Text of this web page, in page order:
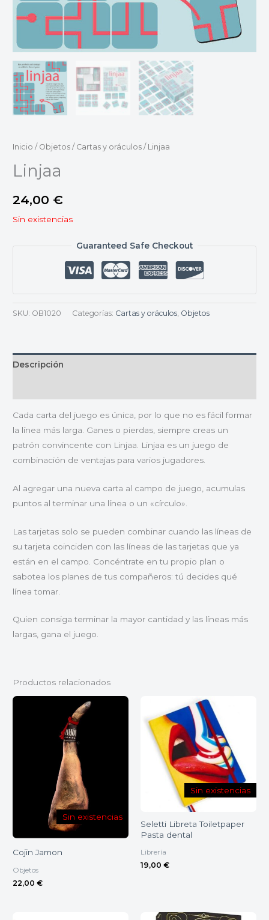
Inicio / Objetos / Cartas y oráculos / Linjaa
Linjaa
24,00 €
Sin existencias
Guaranteed Safe Checkout
SKU: OB1020 Categorías: Cartas y oráculos, Objetos
Descripción
Cada carta del juego es única, por lo que no es fácil formar
la línea más larga. Ganes o pierdas, siempre creas un
patrón convincente con Linjaa. Linjaa es un juego de
combinación de ventajas para varios jugadores.
Al agregar una nueva carta al campo de juego, acumulas
puntos al terminar una línea o un «círculo».
Las tarjetas solo se pueden combinar cuando las líneas de
su tarjeta coinciden con las líneas de las tarjetas que ya
están en el campo. Concéntrate en tu propio plan o
sabotea los planes de tus compañeros: tú decides qué
línea tomar.
Quien consiga terminar la mayor cantidad y las líneas más
largas, gana el juego.
Productos relacionados
Sin existencias
Cojin Jamon
Objetos
22,00 €
Sin existencias
Seletti Libreta Toiletpaper
Pasta dental
Librería
19,00 €